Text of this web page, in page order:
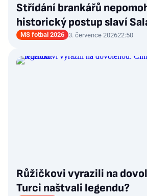
Střídání brankářů
historický postup slaví
MS fotbal 2026 3. července 202622:50
Růžičkovi vyrazili na
Turci naštvali legendu?